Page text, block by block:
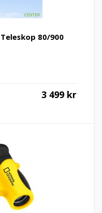
80/900
3 499 kr